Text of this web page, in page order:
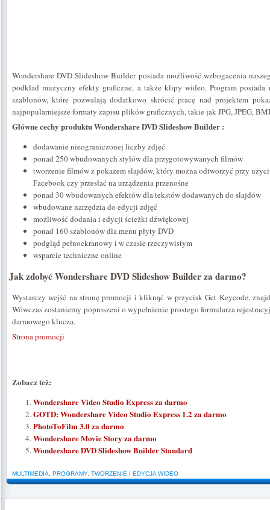
Wondershare DVD Slideshow Builder posiada możliwość wzbogacenia
podkład muzyczny efekty graficzne, a także klipy wideo. Program
szablonów, które pozwalają dodatkowo skrócić pracę nad projektem
najpopularniejsze formaty zapisu plików graficznych, takie jak JPG, JPEG,
Główne cechy produktu Wondershare DVD Slideshow Builder :
dodawanie nieograniczonej liczby zdjęć
ponad 250 wbudowanych stylów dla przygotowywanych filmów
tworzenie filmów z pokazem slajdów, który można odtworzyć przy
Facebook czy przesłać na urządzenia przenośne
ponad 30 wbudowanych efektów dla tekstów dodawanych do slajdów
wbudowane narzędzia do edycji zdjęć
możliwość dodania i edycji ścieżki dźwiękowej
ponad 160 szablonów dla menu płyty DVD
podgląd pełnoekranowy i w czasie rzeczywistym
wsparcie techniczne online
Jak zdobyć Wondershare DVD Slideshow Builder za darmo?
Wystarczy wejść na stronę promocji i kliknąć w przycisk Get Keycode,
Wówczas zostaniemy poproszeni o wypełnienie prostego formularza
darmowego klucza.
Strona promocji
Zobacz też:
Wondershare Video Studio Express za darmo
GOTD: Wondershare Video Studio Express 1.2 za darmo
PhotoToFilm 3.0 za darmo
Wondershare Movie Story za darmo
Wondershare DVD Slideshow Builder Standard
MULTIMEDIA PROGRAMY, TWORZENIE I EDYCJA WIDEO